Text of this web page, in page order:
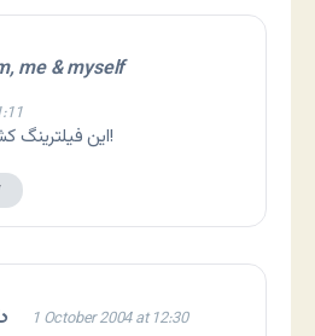
me & myself
اين فيلترينگ کشت ما رو!
1 October 2004 at 12:30